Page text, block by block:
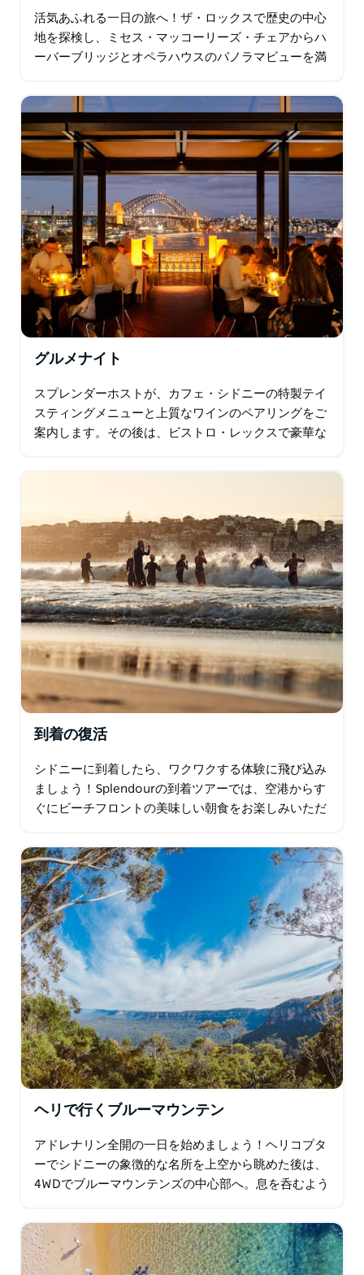
活気あふれる一日の旅へ！ザ・ロックスで歴史の中心
地を探検し、ミセス・マッコーリーズ・チェアからハ
ーバーブリッジとオペラハウスのパノラマビューを満
らブロンテまでの有名な海岸線を巡り…
グルメナイト
スプレンダーホストが、カフェ・シドニーの特製テイ
スティングメニューと上質なワインのペアリングをご
案内します。その後は、ビストロ・レックスで豪華な
シーナの尽きることのないジェラートを堪能し…
到着の復活
シドニーに到着したら、ワクワクする体験に飛び込み
ましょう！Splendourの到着ツアーでは、空港からす
ぐにビーチフロントの美味しい朝食をお楽しみいただ
光を浴びながら散策し…
ヘリで行くブルーマウンテン
アドレナリン全開の一日を始めましょう！ヘリコプタ
ーでシドニーの象徴的な名所を上空から眺めた後は、
4WDでブルーマウンテンズの中心部へ。息を呑むよう
チをお楽しみください…